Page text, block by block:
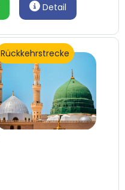
Detail
Rückkehrstrecke